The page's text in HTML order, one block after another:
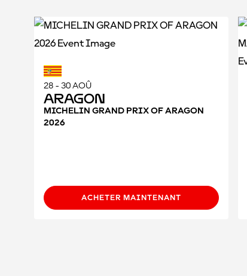
28 - 30 AOÛ
Aragon
MICHELIN GRAND PRIX OF ARAGON
2026
ACHETER MAINTENANT